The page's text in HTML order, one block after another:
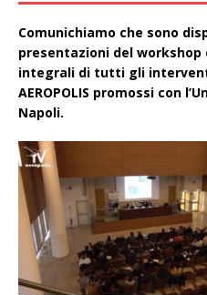
Comunichiamo che sono
presentazioni del
integrali di tutti gli
AEROPOLIS promossi con
Napoli.